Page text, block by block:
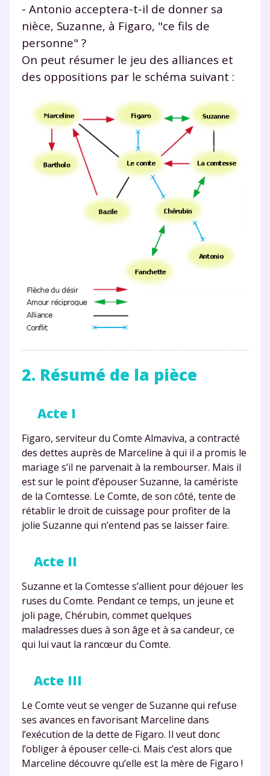
- Antonio acceptera-t-il de donner sa
nièce, Suzanne, à Figaro, "ce fils de
personne" ?
On peut résumer le jeu des alliances et
des oppositions par le schéma suivant :
2. Résumé de la pièce
Acte I
Figaro, serviteur du Comte Almaviva, a contracté
des dettes auprès de Marceline à qui il a promis le
mariage s’il ne parvenait à la rembourser. Mais il
est sur le point d’épouser Suzanne, la camériste
de la Comtesse. Le Comte, de son côté, tente de
rétablir le droit de cuissage pour profiter de la
jolie Suzanne qui n’entend pas se laisser faire.
Acte II
Suzanne et la Comtesse s’allient pour déjouer les
ruses du Comte. Pendant ce temps, un jeune et
joli page, Chérubin, commet quelques
maladresses dues à son âge et à sa candeur, ce
qui lui vaut la rancœur du Comte.
Acte III
Le Comte veut se venger de Suzanne qui refuse
ses avances en favorisant Marceline dans
l’exécution de la dette de Figaro. Il veut donc
l’obliger à épouser celle-ci. Mais c’est alors que
Marceline découvre qu’elle est la mère de Figaro !